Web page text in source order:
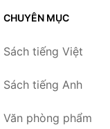
CHUYÊN MỤC
Sách tiếng Việt
Sách tiếng Anh
Văn phòng phẩm